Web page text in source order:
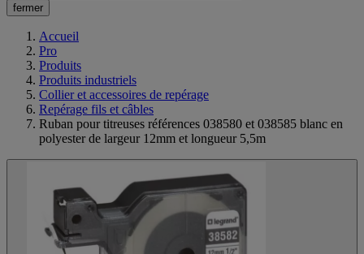
fermer
Accueil
Pro
Produits
Produits industriels
Collier et accessoires de repérage
Repérage fils et câbles
Ruban pour titreuses références 038580 et 038585 blanc en
polyester de largeur 12mm et longueur 5,5m